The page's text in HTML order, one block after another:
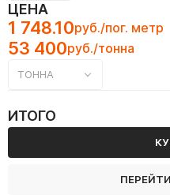
ЦЕНА
1 748.10руб./пог. метр
53 400руб./тонна
ТОННА
ИТОГО